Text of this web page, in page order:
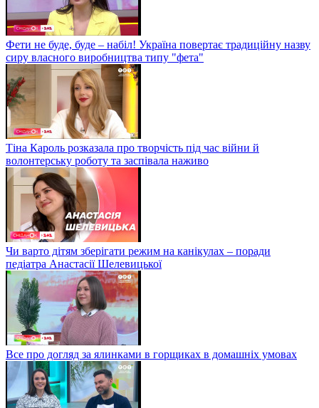
Фети не буде, буде – набіл! Україна повертає традиційну назву
сиру власного виробництва типу "фета"
Тіна Кароль розказала про творчість під час війни й
волонтерську роботу та заспівала наживо
Чи варто дітям зберігати режим на канікулах – поради
педіатра Анастасії Шелевицької
Все про догляд за ялинками в горщиках в домашніх умовах